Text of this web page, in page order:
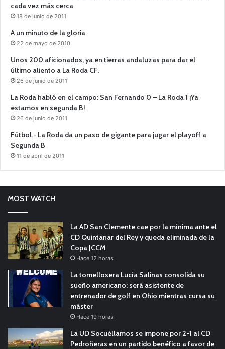
cada vez más cerca
18 de junio de 2011
A un minuto de la gloria
22 de mayo de 2010
Unos 200 aficionados, ya en tierras andaluzas para dar el
último aliento a La Roda CF.
26 de junio de 2011
La Roda habló en el campo: San Fernando 0 – La Roda 1 ¡Ya
estamos en segunda B!
26 de junio de 2011
Fútbol.- La Roda da un paso de gigante para jugar el playoff a
Segunda B
11 de abril de 2011
MOST WATCH
La AD San Clemente cae por la mínima ante el
CD Quintanar del Rey y queda eliminada de la
Copa JCCM
Hace 12 horas
La tomellosera Lucía Salinas consolida su
sueño americano: será asistente de
entrenador de golf en Ohio mientras cursa su
máster
Hace 19 horas
La UD Socuéllamos se impone por 2-1 al CD
Pedroñeras en un partido benéfico a favor de